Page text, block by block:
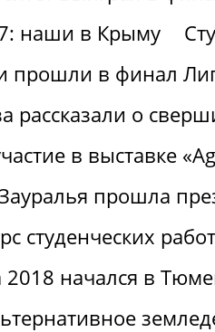
наши в Крыму
прошли в финал
рассказали о
в выставке
прошла
студенческих
2018 начался в